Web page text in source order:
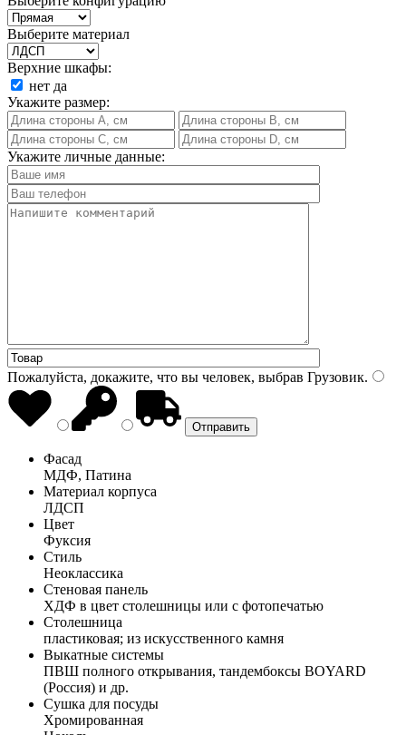
Выберите материал
Верхние шкафы:
нет да
Укажите размер:
Укажите личные данные:
Пожалуйста, докажите, что вы человек, выбрав Грузовик.
Фасад
МДФ, Патина
Материал корпуса
ЛДСП
Цвет
Фуксия
Стиль
Неоклассика
Стеновая панель
ХДФ в цвет столешницы или с фотопечатью
Столешница
пластиковая; из искусственного камня
Выкатные системы
ПВШ полного открывания, тандембоксы BOYARD
(Россия) и др.
Сушка для посуды
Хромированная